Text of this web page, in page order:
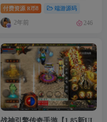
Linux手工服务端+网页注册
+GM工具+详细搭建教程
付费资源 R币8 端游源码
2年前 246